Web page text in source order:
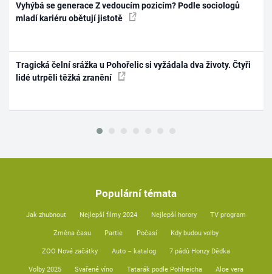
Vyhýbá se generace Z vedoucím pozicím? Podle sociologů
mladí kariéru obětují jistotě
Tragická čelní srážka u Pohořelic si vyžádala dva životy. Čtyři
lidé utrpěli těžká zranění
Populární témata
Jak zhubnout Nejlepší filmy 2024 Nejlepší horory TV program
Změna času Partie Počasí Kdy budou volby
ZOO Nové začátky Auto – katalog 7 pádů Honzy Dědka
Volby 2025 Svařené víno Tatarák podle Pohlreicha Aloe vera